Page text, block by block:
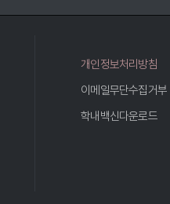
개인정보처리방침
이메일무단수집거부
학내백신다운로드